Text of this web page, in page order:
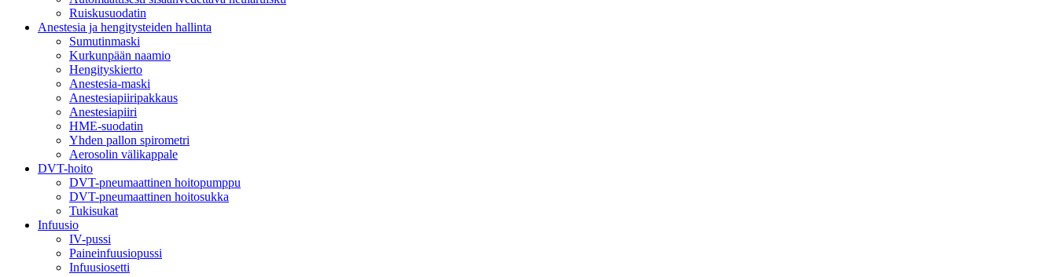
Ruiskusuodatin
Anestesia ja hengitysteiden hallinta
Sumutinmaski
Kurkunpään naamio
Hengityskierto
Anestesia-maski
Anestesiapiiripakkaus
Anestesiapiiri
HME-suodatin
Yhden pallon spirometri
Aerosolin välikappale
DVT-hoito
DVT-pneumaattinen hoitopumppu
DVT-pneumaattinen hoitosukka
Tukisukat
Infuusio
IV-pussi
Paineinfuusiopussi
Infuusiosetti